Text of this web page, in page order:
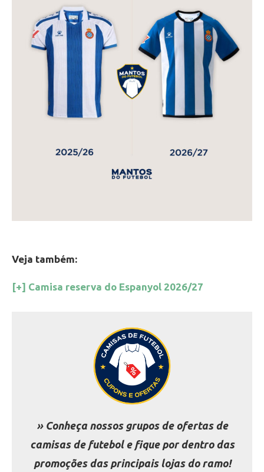
Veja também:
[+] Camisa reserva do Espanyol 2026/27
» Conheça nossos grupos de ofertas de
camisas de futebol e fique por dentro das
promoções das principais lojas do ramo!